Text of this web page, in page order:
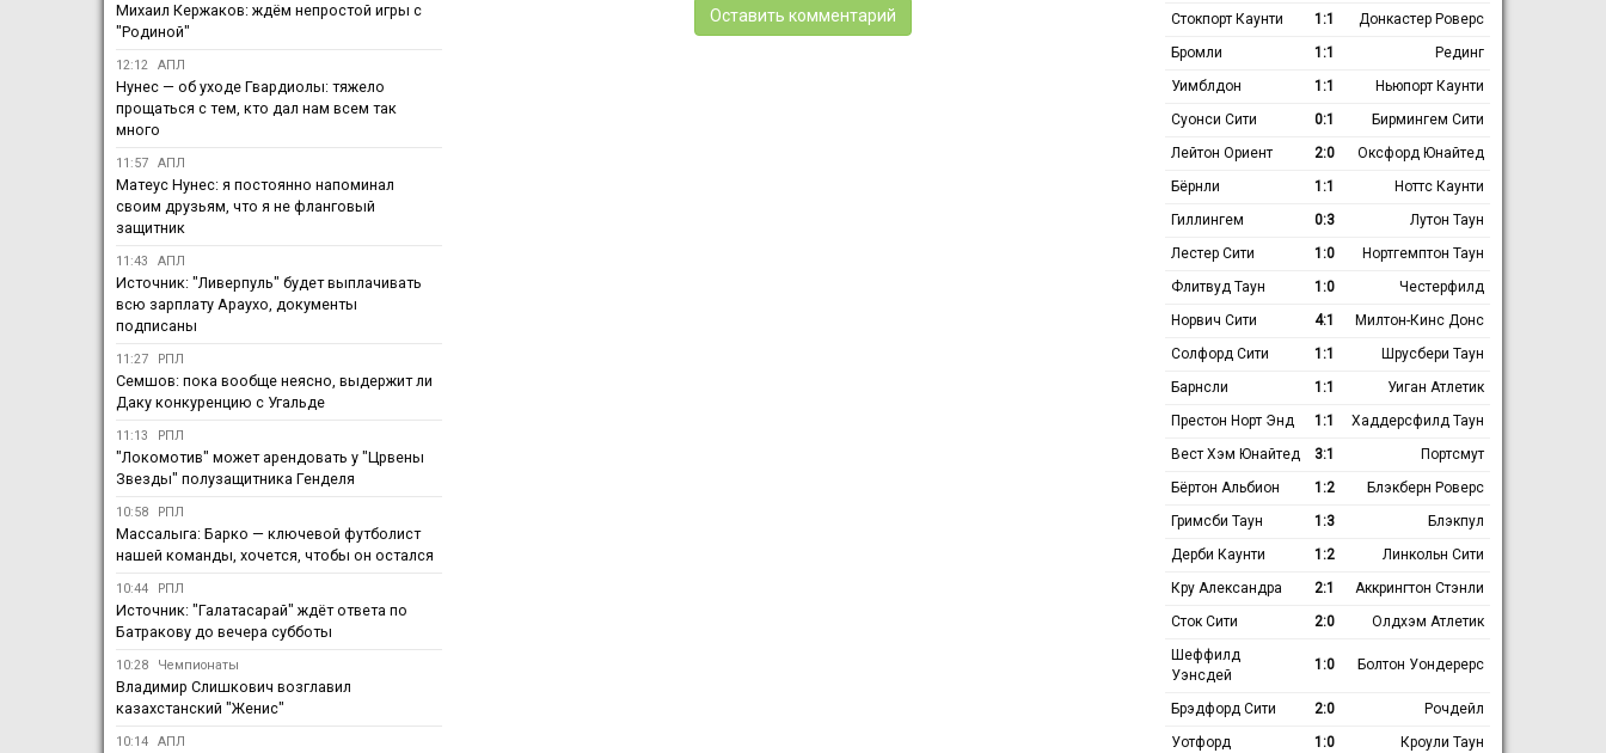
Оставить комментарий
Михаил Кержаков: ждём непростой игры с
"Родиной"
12:12 АПЛ
Нунес — об уходе Гвардиолы: тяжело
прощаться с тем, кто дал нам всем так
много
11:57 АПЛ
Матеус Нунес: я постоянно напоминал
своим друзьям, что я не фланговый
защитник
11:43 АПЛ
Источник: "Ливерпуль" будет выплачивать
всю зарплату Араухо, документы
подписаны
11:27 РПЛ
Семшов: пока вообще неясно, выдержит ли
Даку конкуренцию с Угальде
11:13 РПЛ
"Локомотив" может арендовать у "Црвены
Звезды" полузащитника Генделя
10:58 РПЛ
Массалыга: Барко — ключевой футболист
нашей команды, хочется, чтобы он остался
10:44 РПЛ
Источник: "Галатасарай" ждёт ответа по
Батракову до вечера субботы
10:28 Чемпионаты
Владимир Слишкович возглавил
казахстанский "Женис"
10:14 АПЛ
Стокпорт Каунти
1:1
Донкастер Роверс
Бромли
1:1
Рединг
Уимблдон
1:1
Ньюпорт Каунти
Суонси Сити
0:1
Бирмингем Сити
Лейтон Ориент
2:0
Оксфорд Юнайтед
Бёрнли
1:1
Ноттс Каунти
Гиллингем
0:3
Лутон Таун
Лестер Сити
1:0
Нортгемптон Таун
Флитвуд Таун
1:0
Честерфилд
Норвич Сити
4:1
Милтон-Кинс Донс
Солфорд Сити
1:1
Шрусбери Таун
Барнсли
1:1
Уиган Атлетик
Престон Норт Энд
1:1
Хаддерсфилд Таун
Вест Хэм Юнайтед
3:1
Портсмут
Бёртон Альбион
1:2
Блэкберн Роверс
Гримсби Таун
1:3
Блэкпул
Дерби Каунти
1:2
Линкольн Сити
Кру Александра
2:1
Аккрингтон Стэнли
Сток Сити
2:0
Олдхэм Атлетик
Шеффилд
Уэнсдей
1:0 Болтон Уондерерс
Брэдфорд Сити 2:0
Рочдейл
Уотфорд
1:0
Кроули Таун